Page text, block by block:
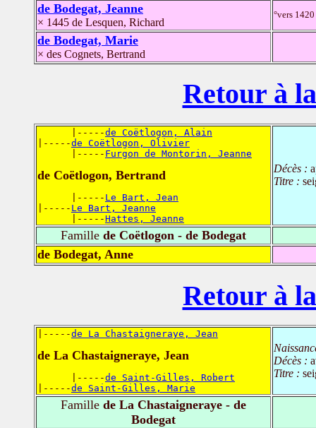
de Bodegat, Jeanne
× 1445 de Lesquen, Richard
°vers
de Bodegat, Marie
× des Cognets, Bertrand
Retour à
      |-----
de Coëtlogon, Alain
|-----de Coëtlogon, Olivier
      |-----
Furgon de Montorin, Jeanne
de Coëtlogon, Bertrand
      |-----
Le Bart, Jean
|----- Le Bart, Jeanne
      |-----
Hattes, Jeanne
Décès :
Titre :
Famille de Coëtlogon - de Bodegat
de Bodegat, Anne
Retour à
|-----de La Chastaigneraye, Jean
de La Chastaigneraye, Jean
      |-----
de Saint-Gilles, Robert
|-----de Saint-Gilles, Marie
Décès :
Titre :
Famille de La Chastaigneraye - de
Bodegat